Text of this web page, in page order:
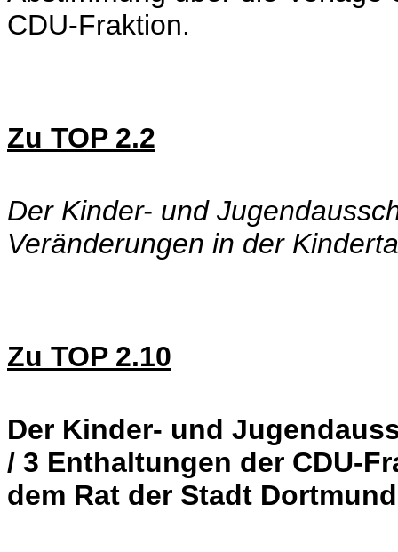
CDU-Fraktion.
Zu TOP 2.2
Der Kinder- und
Veränderungen in der
Zu TOP 2.10
Der Kinder- und
/ 3 Enthaltungen der CDU-
dem Rat der Stadt